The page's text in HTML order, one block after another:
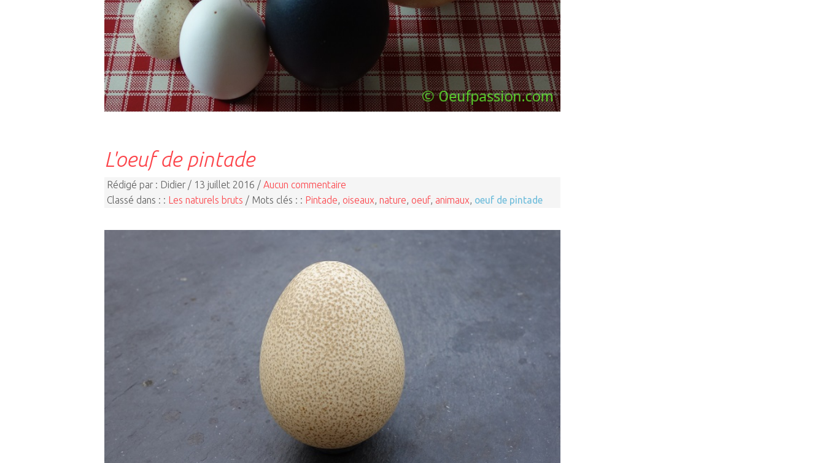
L'oeuf de pintade
Rédigé par : Didier / 13 juillet 2016 / Aucun commentaire
Classé dans : : Les naturels bruts / Mots clés : : Pintade oiseaux nature oeuf, animaux oeuf de pintade